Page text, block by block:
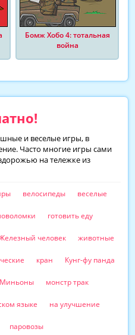
Бомж Хобо 4: тотальная
война
и веселые игры, в
Часто многие игры сами
на тележке из
велосипеды веселые
готовить еду
человек животные
кран Кунг-фу панда
Миньоны монстр трак
языке на улучшение
паровозы